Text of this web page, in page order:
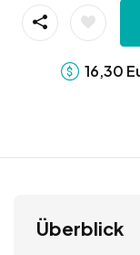
16,30
Überblick